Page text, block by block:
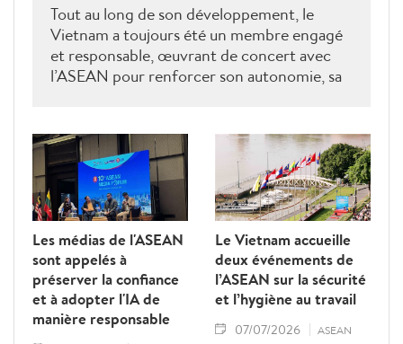
Tout au long de son développement, le
Vietnam a toujours été un membre engagé
et responsable, œuvrant de concert avec
l’ASEAN pour renforcer son autonomie, sa
Les médias de l'ASEAN
sont appelés à
préserver la confiance
et à adopter l'IA de
manière responsable
Le Vietnam accueille
deux événements de
l’ASEAN sur la sécurité
et l’hygiène au travail
07/07/2026 ASEAN